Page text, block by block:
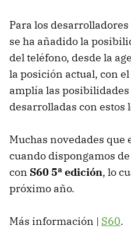
Para los
se ha añadido la
del teléfono, desde la
la posición actual, con
amplía las
desarrolladas con estos
Muchas novedades
cuando dispongamos
con S60 5ª edición, lo
próximo año.
Más información | S60.